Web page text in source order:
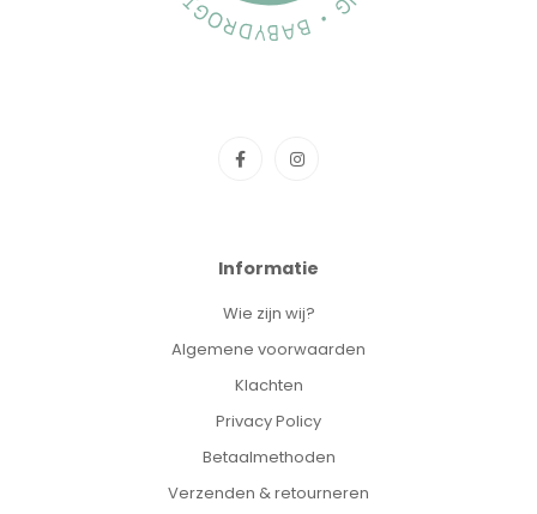
Informatie
Wie zijn wij?
Algemene voorwaarden
Klachten
Privacy Policy
Betaalmethoden
Verzenden & retourneren